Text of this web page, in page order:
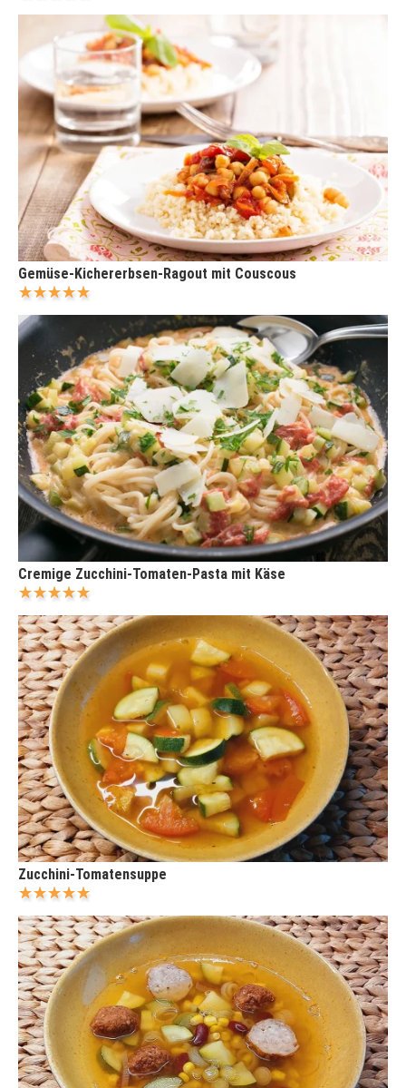
Gemüse-Kichererbsen-Ragout mit Couscous
Cremige Zucchini-Tomaten-Pasta mit Käse
Zucchini-Tomatensuppe